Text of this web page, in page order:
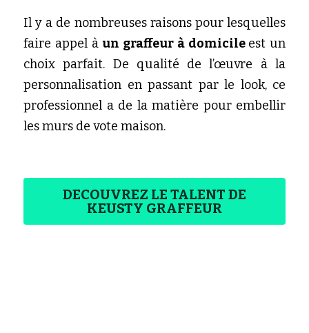
Il y a de nombreuses raisons pour lesquelles
faire appel à un graffeur à domicile est un
choix parfait. De qualité de l’œuvre à la
personnalisation en passant par le look, ce
professionnel a de la matière pour embellir
les murs de vote maison.
DECOUVREZ LE TALENT DE
KEUSTY GRAFFEUR